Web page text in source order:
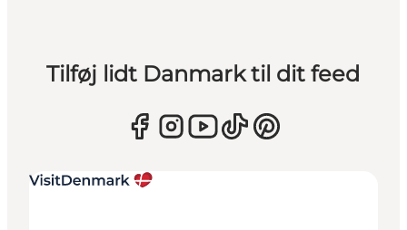
Tilføj lidt Danmark til dit feed